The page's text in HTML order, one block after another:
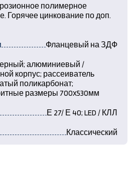
полимерное
Горячее цинкование по доп.
Фланцевый на ЗДФ
алюминиевый /
корпус; рассеиватель
поликарбонат;
размеры 700х530мм
Е 27/ Е 40; LED / КЛЛ
Классический